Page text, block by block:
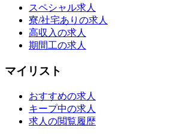
スペシャル求人
寮/社宅ありの求人
高収入の求人
期間工の求人
マイリスト
おすすめの求人
キープ中の求人
求人の閲覧履歴